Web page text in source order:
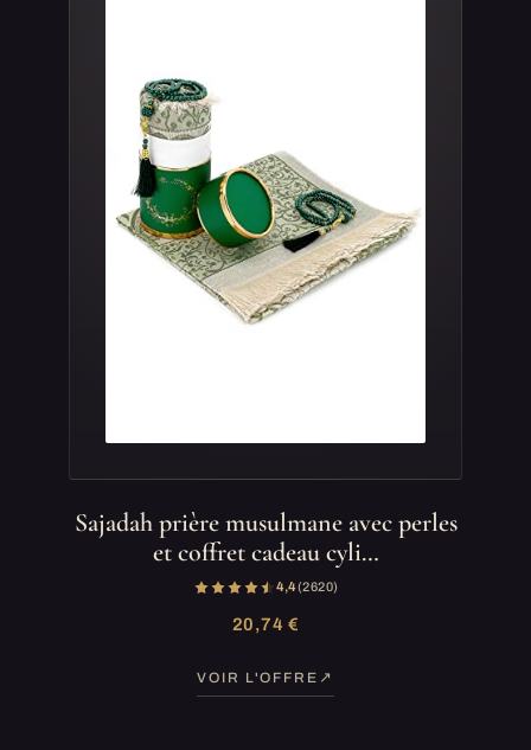
Sajadah prière musulmane avec perles
et coffret cadeau cyli…
4,4(2 620)
20,74 €
VOIR L'OFFRE